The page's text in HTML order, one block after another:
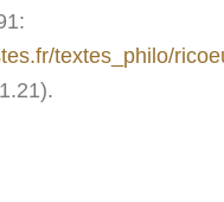
textes_philo/